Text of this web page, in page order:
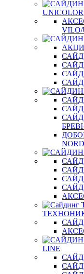
UNICOLOR
VILO/
LINE